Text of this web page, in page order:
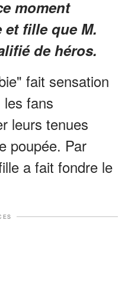
moment
fille que M.
de héros.
fait sensation
fans
leurs tenues
poupée. Par
a fait fondre le